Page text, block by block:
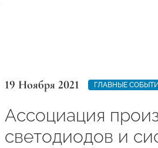
19 Ноября 2021 ГЛАВНЫЕ
Ассоциация
светодиодов и